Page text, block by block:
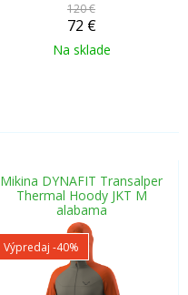
120 €
72 €
Na sklade
Mikina DYNAFIT Transalper
Thermal Hoody JKT M
alabama
Výpredaj -40%